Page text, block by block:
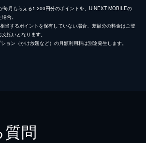
毎月もらえる1,200円分のポイントを、U-NEXT MOBILEの
合。
当するポイントを保有していない場合、差額分の料金はご登
払いとなります。
ョン（かけ放題など）の月額利用料は別途発生します。
問